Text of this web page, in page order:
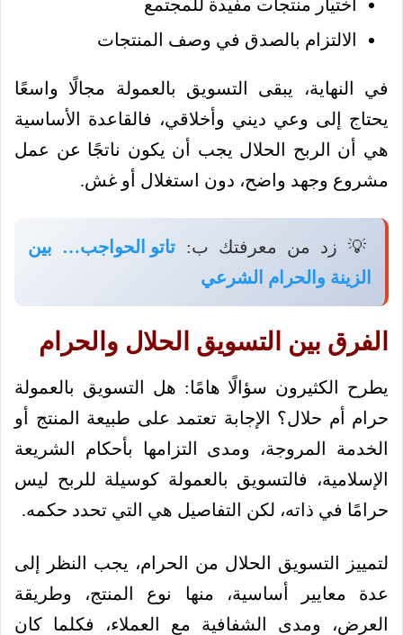
اختيار منتجات مفيدة للمجتمع
الالتزام بالصدق في وصف المنتجات
في النهاية، يبقى التسويق بالعمولة مجالًا واسعًا
يحتاج إلى وعي ديني وأخلاقي، فالقاعدة الأساسية
هي أن الربح الحلال يجب أن يكون ناتجًا عن عمل
مشروع وجهد واضح، دون استغلال أو غش.
💡 زد من معرفتك ب: تاتو الحواجب… بين
الزينة والحرام الشرعي
الفرق بين التسويق الحلال والحرام
يطرح الكثيرون سؤالًا هامًا: هل التسويق بالعمولة
حرام أم حلال؟ الإجابة تعتمد على طبيعة المنتج أو
الخدمة المروجة، ومدى التزامها بأحكام الشريعة
الإسلامية، فالتسويق بالعمولة كوسيلة للربح ليس
حرامًا في ذاته، لكن التفاصيل هي التي تحدد حكمه.
لتمييز التسويق الحلال من الحرام، يجب النظر إلى
عدة معايير أساسية، منها نوع المنتج، وطريقة
العرض، ومدى الشفافية مع العملاء، فكلما كان